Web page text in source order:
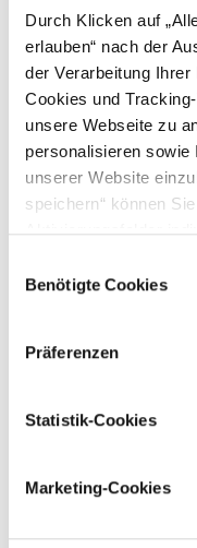
Durch Klicken auf
erlauben“ nach der
der Verarbeitung
Cookies und
unsere Webseite zu
personalisieren sowie
unserer Website
speichern“ können
Aktivierungsfelder
untersagen oder
die erteilte
Cookie Board
Cookies“ ist für die
in unseren
Benötigte Cookies
Präferenzen
Statistik-Cookies
Marketing-Cookies
engagiert
Die
sich sowohl in
In der Rubrik
Haben Sie einen